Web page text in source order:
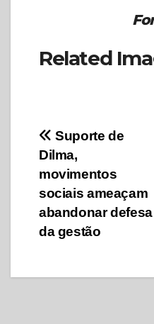
Related
Navegação
de
Post
Suporte de
Dilma,
movimentos
sociais ameaçam
abandonar defesa
da gestão